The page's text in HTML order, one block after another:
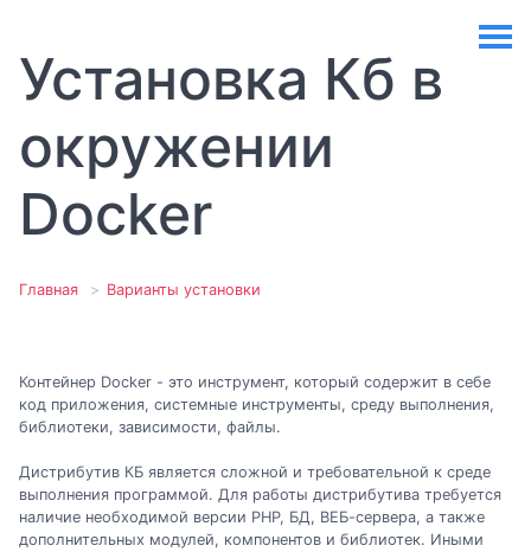
Установка Кб в
окружении
Docker
Главная Варианты установки
Контейнер Docker - это инструмент, который содержит в себе
код приложения, системные инструменты, среду выполнения,
библиотеки, зависимости, файлы.
Дистрибутив КБ является сложной и требовательной к среде
выполнения программой. Для работы дистрибутива требуется
наличие необходимой версии РНР, БД, ВЕБ-сервера, а также
дополнительных модулей, компонентов и библиотек. Иными